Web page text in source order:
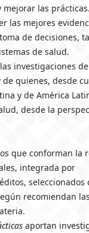
las
las mejores
de decisiones,
de salud.
investigaciones
de quienes, desde
y de América
desde la
que conforman la
integrada por
recomiendan
aportan